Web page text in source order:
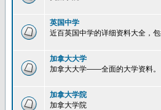
英国中学
近百英国中学的详细资料大全，
加拿大大学
加拿大大学——全面的大学资料。
加拿大学院
加拿大学院